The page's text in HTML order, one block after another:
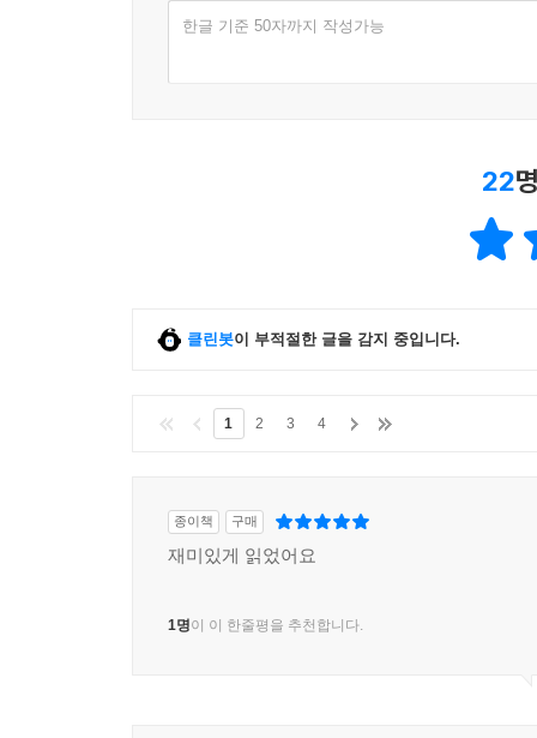
한글 기준 50자까지 작성가능
22
클린봇이 부적절한 글을 감지 중입니다.
1 2 3 4
종이책 구매
재미있게 읽었어요
1명이 이 한줄평을 추천합니다.